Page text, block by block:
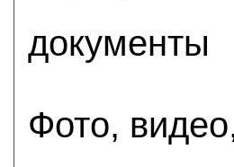
документы
Фото,